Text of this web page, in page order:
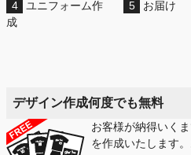
4
ユニフォーム作
成
5 お届け
デザイン作成何度でも無料
お客様が納得いく
を作成いたします